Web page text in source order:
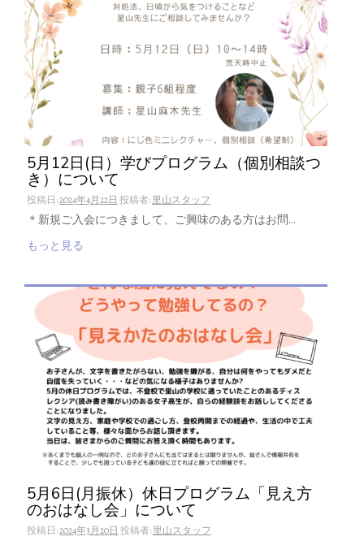
5月12日(日）学びプログラム（個別相談つ
き）について
投稿日:2024年4月22日 投稿者:里山スタッフ
＊新規ご入会につきまして、ご興味のある方はお問…
もっと見る
5月6日(月振休）休日プログラム「見え方
のおはなし会」について
投稿日:2024年3月20日 投稿者:里山スタッフ